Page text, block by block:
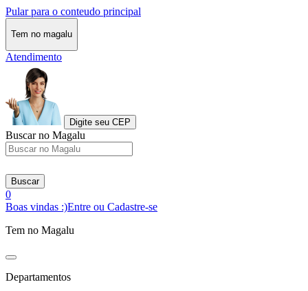
Pular para o conteudo principal
Tem no magalu
Atendimento
Digite seu CEP
Buscar no Magalu
Buscar
0
Boas vindas :)Entre ou Cadastre-se
Tem no Magalu
Departamentos